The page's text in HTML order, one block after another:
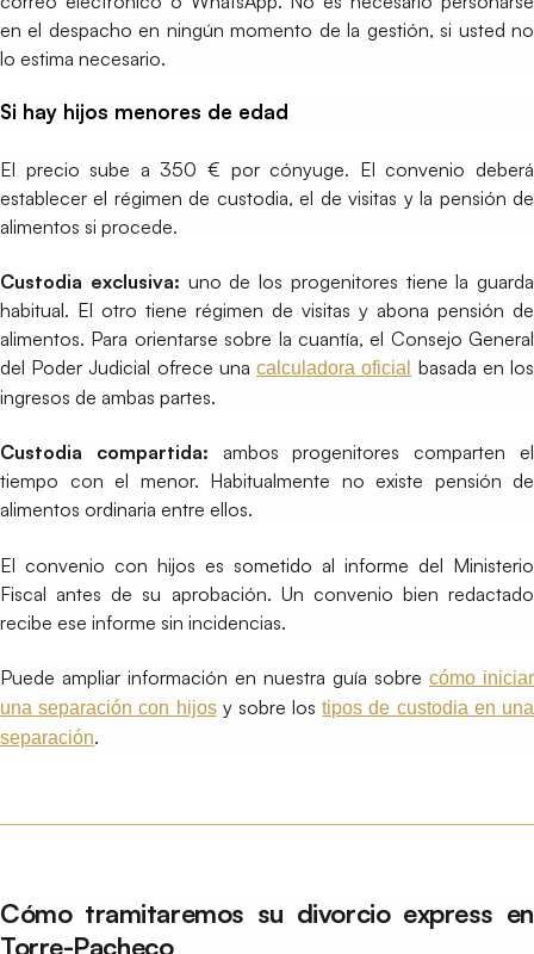
en el despacho en ningún momento de la gestión, si usted no
lo estima necesario.
Si hay hijos menores de edad
El precio sube a 350 € por cónyuge. El convenio deberá
establecer el régimen de custodia, el de visitas y la pensión de
alimentos si procede.
Custodia exclusiva: uno de los progenitores tiene la guarda
habitual. El otro tiene régimen de visitas y abona pensión de
alimentos. Para orientarse sobre la cuantía, el Consejo General
del Poder Judicial ofrece unacalculadora oficial
basada en los
ingresos de ambas partes.
Custodia compartida: ambos progenitores comparten el
tiempo con el menor. Habitualmente no existe pensión de
alimentos ordinaria entre ellos.
El convenio con hijos es sometido al informe del Ministerio
Fiscal antes de su aprobación. Un convenio bien redactado
recibe ese informe sin incidencias.
Puede ampliar información en nuestra guía sobre cómo iniciar
una separación con hijosy sobre lostipos de custodia en una
separación.
Cómo tramitaremos su divorcio express en
Torre-Pacheco